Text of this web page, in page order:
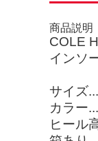
商品説明
COLE
インソ
サイズ
カラー
ヒール